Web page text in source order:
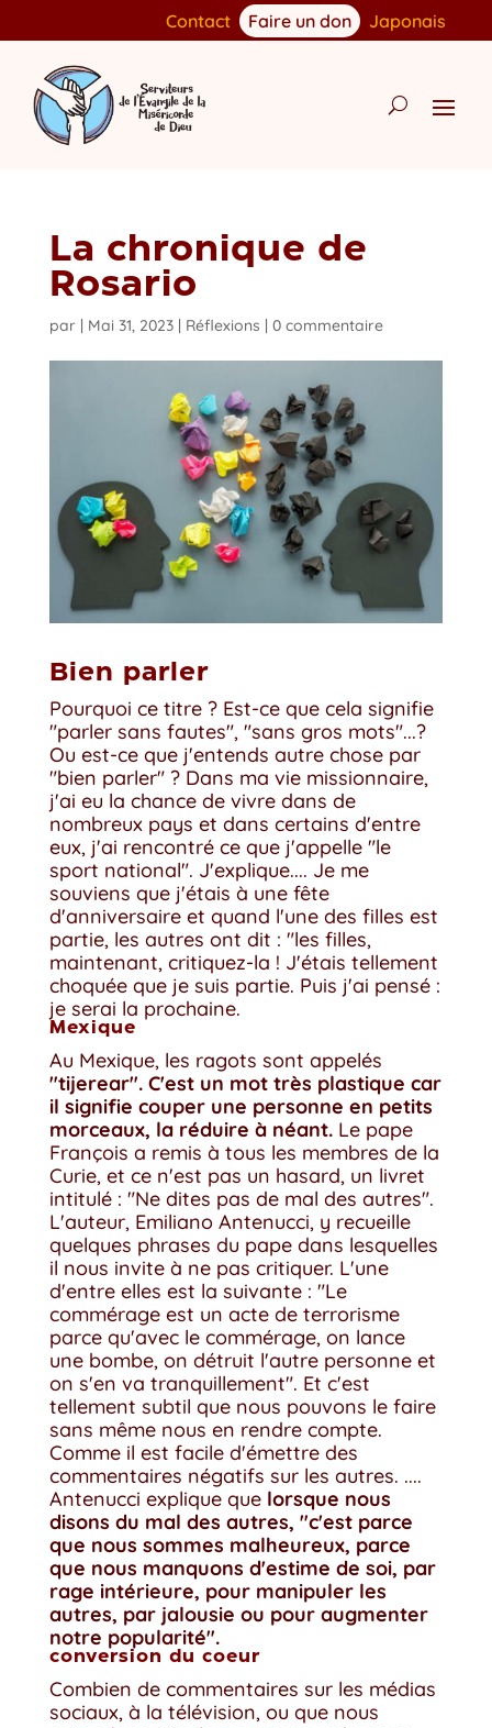
Contact Faire un don Japonais
La chronique de
Rosario
par Mai 31, 2023| Réflexions 0 commentaire
Bien parler
Pourquoi ce titre ? Est-ce que cela signifie
"parler sans fautes", "sans gros mots"...?
Ou est-ce que j'entends autre chose par
"bien parler" ? Dans ma vie missionnaire,
j'ai eu la chance de vivre dans de
nombreux pays et dans certains d'entre
eux, j'ai rencontré ce que j'appelle "le
sport national". J'explique.... Je me
souviens que j'étais à une fête
d'anniversaire et quand l'une des filles est
partie, les autres ont dit : "les filles,
maintenant, critiquez-la ! J'étais tellement
choquée que je suis partie. Puis j'ai pensé :
je serai la prochaine.
Mexique
Au Mexique, les ragots sont appelés
"tijerear". C'est un mot très plastique car
il signifie couper une personne en petits
morceaux, la réduire à néant.Le pape
François a remis à tous les membres de la
Curie, et ce n'est pas un hasard, un livret
intitulé : "Ne dites pas de mal des autres".
L'auteur, Emiliano Antenucci, y recueille
quelques phrases du pape dans lesquelles
il nous invite à ne pas critiquer. L'une
d'entre elles est la suivante : "Le
commérage est un acte de terrorisme
parce qu'avec le commérage, on lance
une bombe, on détruit l'autre personne et
on s'en va tranquillement". Et c'est
tellement subtil que nous pouvons le faire
sans même nous en rendre compte.
Comme il est facile d'émettre des
commentaires négatifs sur les autres. ....
Antenucci explique que lorsque nous
disons du mal des autres, "c'est parce
que nous sommes malheureux, parce
que nous manquons d'estime de soi, par
rage intérieure, pour manipuler les
autres, par jalousie ou pour augmenter
notre popularité".
conversion du coeur
Combien de commentaires sur les médias
sociaux, à la télévision, ou que nous